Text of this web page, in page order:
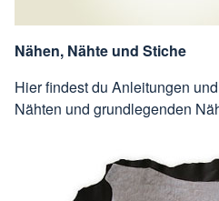
Nähen, Nähte und Stiche
Hier findest du Anleitungen
Nähten und grundlegenden